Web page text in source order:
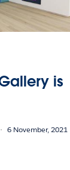
is
6 November, 2021